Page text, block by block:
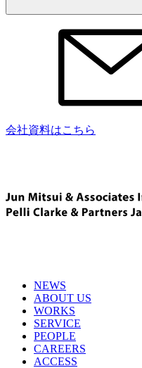
会社資料はこちら
NEWS
ABOUT US
WORKS
SERVICE
PEOPLE
CAREERS
ACCESS